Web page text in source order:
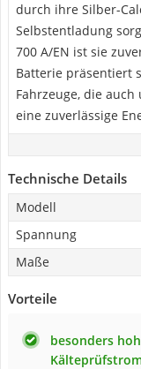
durch ihre Silber-
Selbstentladung
700 A/EN ist sie
Batterie präsentiert
Fahrzeuge, die
eine zuverlässige
Technische Details
Modell
Spannung
Maße
Vorteile
besonders